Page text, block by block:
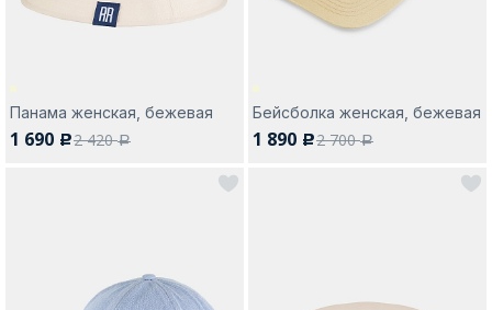
Панама женская, бежевая
1 690 c2 420a
Бейсболка женская, бежевая
1 890 c2 700a